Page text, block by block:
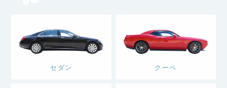
セダン クーペ